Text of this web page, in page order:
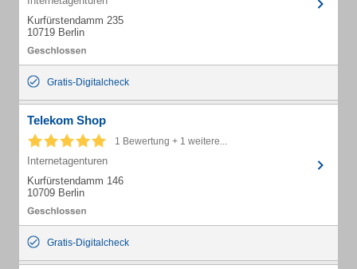
Kurfürstendamm 235
10719 Berlin
Gratis-Digitalcheck
Telekom Shop
1 Bewertung + 1 weitere...
Internetagenturen
Kurfürstendamm 146
10709 Berlin
Gratis-Digitalcheck